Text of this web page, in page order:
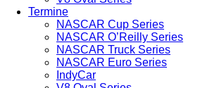
Termine
NASCAR Cup Series
NASCAR O’Reilly Series
NASCAR Truck Series
NASCAR Euro Series
IndyCar